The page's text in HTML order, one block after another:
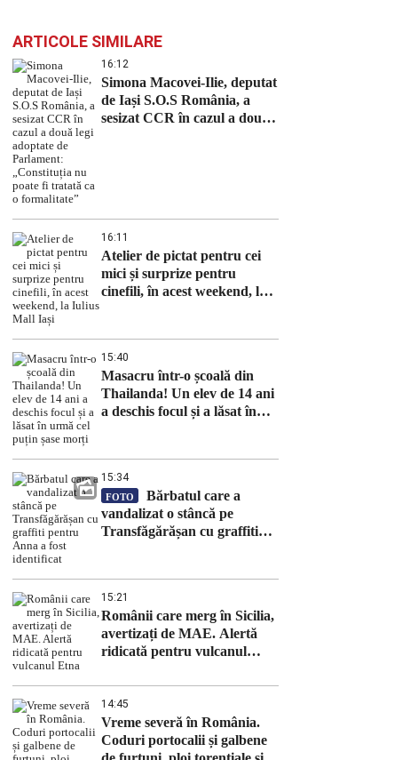
ARTICOLE SIMILARE
16:12
Simona Macovei-Ilie, deputat
de Iași S.O.S România, a
sesizat CCR în cazul a două
16:11
Atelier de pictat pentru cei
mici și surprize pentru
cinefili, în acest weekend, la
15:40
Masacru într-o școală din
Thailanda! Un elev de 14 ani
a deschis focul și a lăsat în
15:34
FOTO
Bărbatul care a
vandalizat o stâncă pe
Transfăgărășan cu graffiti
15:21
Românii care merg în Sicilia,
avertizați de MAE. Alertă
ridicată pentru vulcanul
14:45
Vreme severă în România.
Coduri portocalii și galbene